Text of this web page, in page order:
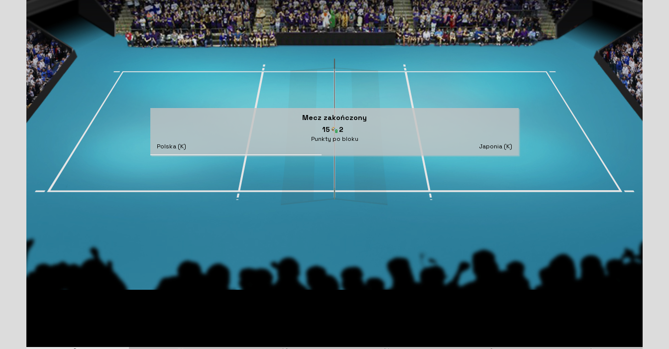
Mecz zakończony
Polska (K)
15 2
Punkty po bloku
Japonia (K)